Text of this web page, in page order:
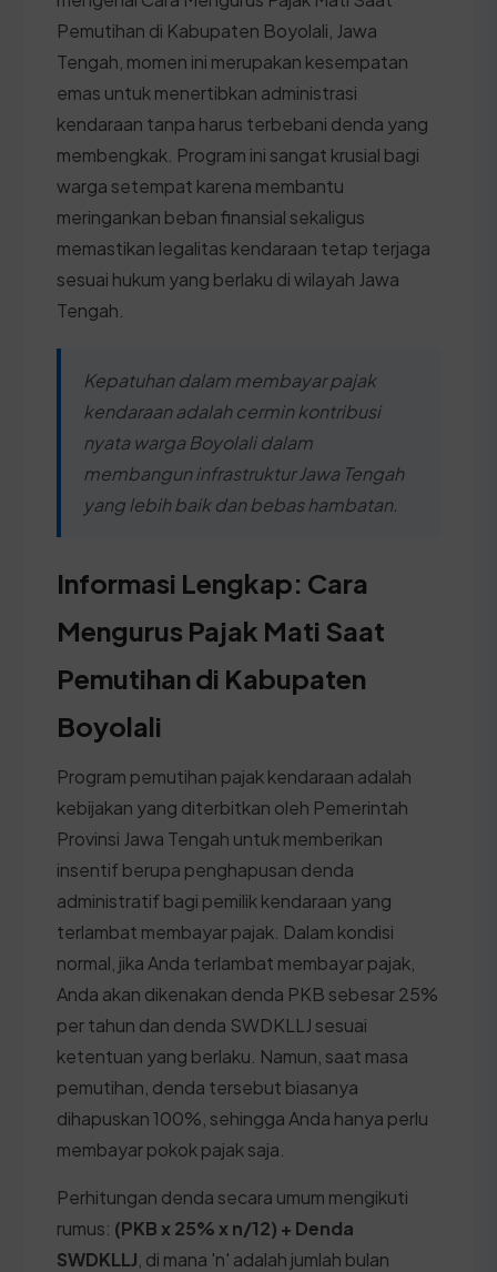
Pemutihan di Kabupaten Boyolali, Jawa
Tengah, momen ini merupakan kesempatan
emas untuk menertibkan administrasi
kendaraan tanpa harus terbebani denda yang
membengkak. Program ini sangat krusial bagi
warga setempat karena membantu
meringankan beban finansial sekaligus
memastikan legalitas kendaraan tetap terjaga
sesuai hukum yang berlaku di wilayah Jawa
Tengah.
Kepatuhan dalam membayar pajak
kendaraan adalah cermin kontribusi
nyata warga Boyolali dalam
membangun infrastruktur Jawa Tengah
yang lebih baik dan bebas hambatan.
Informasi Lengkap: Cara
Mengurus Pajak Mati Saat
Pemutihan di Kabupaten
Boyolali
Program pemutihan pajak kendaraan adalah
kebijakan yang diterbitkan oleh Pemerintah
Provinsi Jawa Tengah untuk memberikan
insentif berupa penghapusan denda
administratif bagi pemilik kendaraan yang
terlambat membayar pajak. Dalam kondisi
normal, jika Anda terlambat membayar pajak,
Anda akan dikenakan denda PKB sebesar 25%
per tahun dan denda SWDKLLJ sesuai
ketentuan yang berlaku. Namun, saat masa
pemutihan, denda tersebut biasanya
dihapuskan 100%, sehingga Anda hanya perlu
membayar pokok pajak saja.
Perhitungan denda secara umum mengikuti
rumus: (PKB x 25% x n/12) + Denda
SWDKLLJ , di mana 'n' adalah jumlah bulan